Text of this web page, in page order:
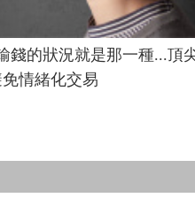
錢的狀況就是那一種...頂
情緒化交易